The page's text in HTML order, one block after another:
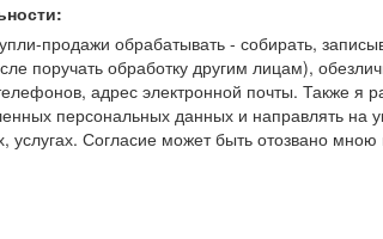
продажи обрабатывать - собирать,
поручать обработку другим лицам),
адрес электронной почты. Также
персональных данных и направлять на
Согласие может быть отозвано